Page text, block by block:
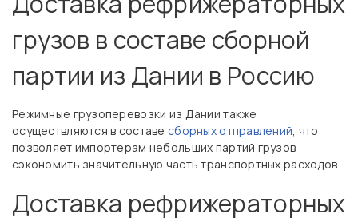
грузов в составе сборной
партии из Дании в Россию
Режимные грузоперевозки из Дании также
осуществляются в составе сборных отправлений, что
позволяет импортерам небольших партий грузов
сэкономить значительную часть транспортных расходов.
Доставка рефрижераторных